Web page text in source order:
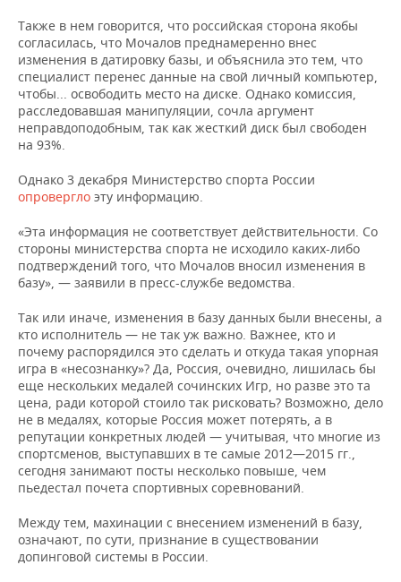
Также в нем говорится, что российская сторона якобы
согласилась, что Мочалов преднамеренно внес
изменения в датировку базы, и объяснила это тем, что
специалист перенес данные на свой личный компьютер,
чтобы... освободить место на диске. Однако комиссия,
расследовавшая манипуляции, сочла аргумент
неправдоподобным, так как жесткий диск был свободен
на 93%.
Однако 3 декабря Министерство спорта России
опровергло эту информацию.
«Эта информация не соответствует действительности. Со
стороны министерства спорта не исходило каких-либо
подтверждений того, что Мочалов вносил изменения в
базу», — заявили в пресс-службе ведомства.
Так или иначе, изменения в базу данных были внесены, а
кто исполнитель — не так уж важно. Важнее, кто и
почему распорядился это сделать и откуда такая упорная
игра в «несознанку»? Да, Россия, очевидно, лишилась бы
еще нескольких медалей сочинских Игр, но разве это та
цена, ради которой стоило так рисковать? Возможно, дело
не в медалях, которые Россия может потерять, а в
репутации конкретных людей — учитывая, что многие из
спортсменов, выступавших в те самые 2012—2015 гг.,
сегодня занимают посты несколько повыше, чем
пьедестал почета спортивных соревнований.
Между тем, махинации с внесением изменений в базу,
означают, по сути, признание в существовании
допинговой системы в России.